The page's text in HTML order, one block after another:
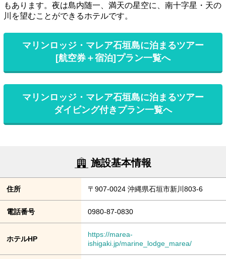
もあります。夜は島内随一、満天の星空に、南十字星・天の
川を望むことができるホテルです。
マリンロッジ・マレア石垣島に泊まるツアー
[航空券＋宿泊]プラン一覧へ
マリンロッジ・マレア石垣島に泊まるツアー
ダイビング付きプラン一覧へ
施設基本情報
住所 〒907-0024 沖縄県石垣市新川803-6
電話番号 0980-87-0830
ホテルHP
https://marea-
ishigaki.jp/marine_lodge_marea/